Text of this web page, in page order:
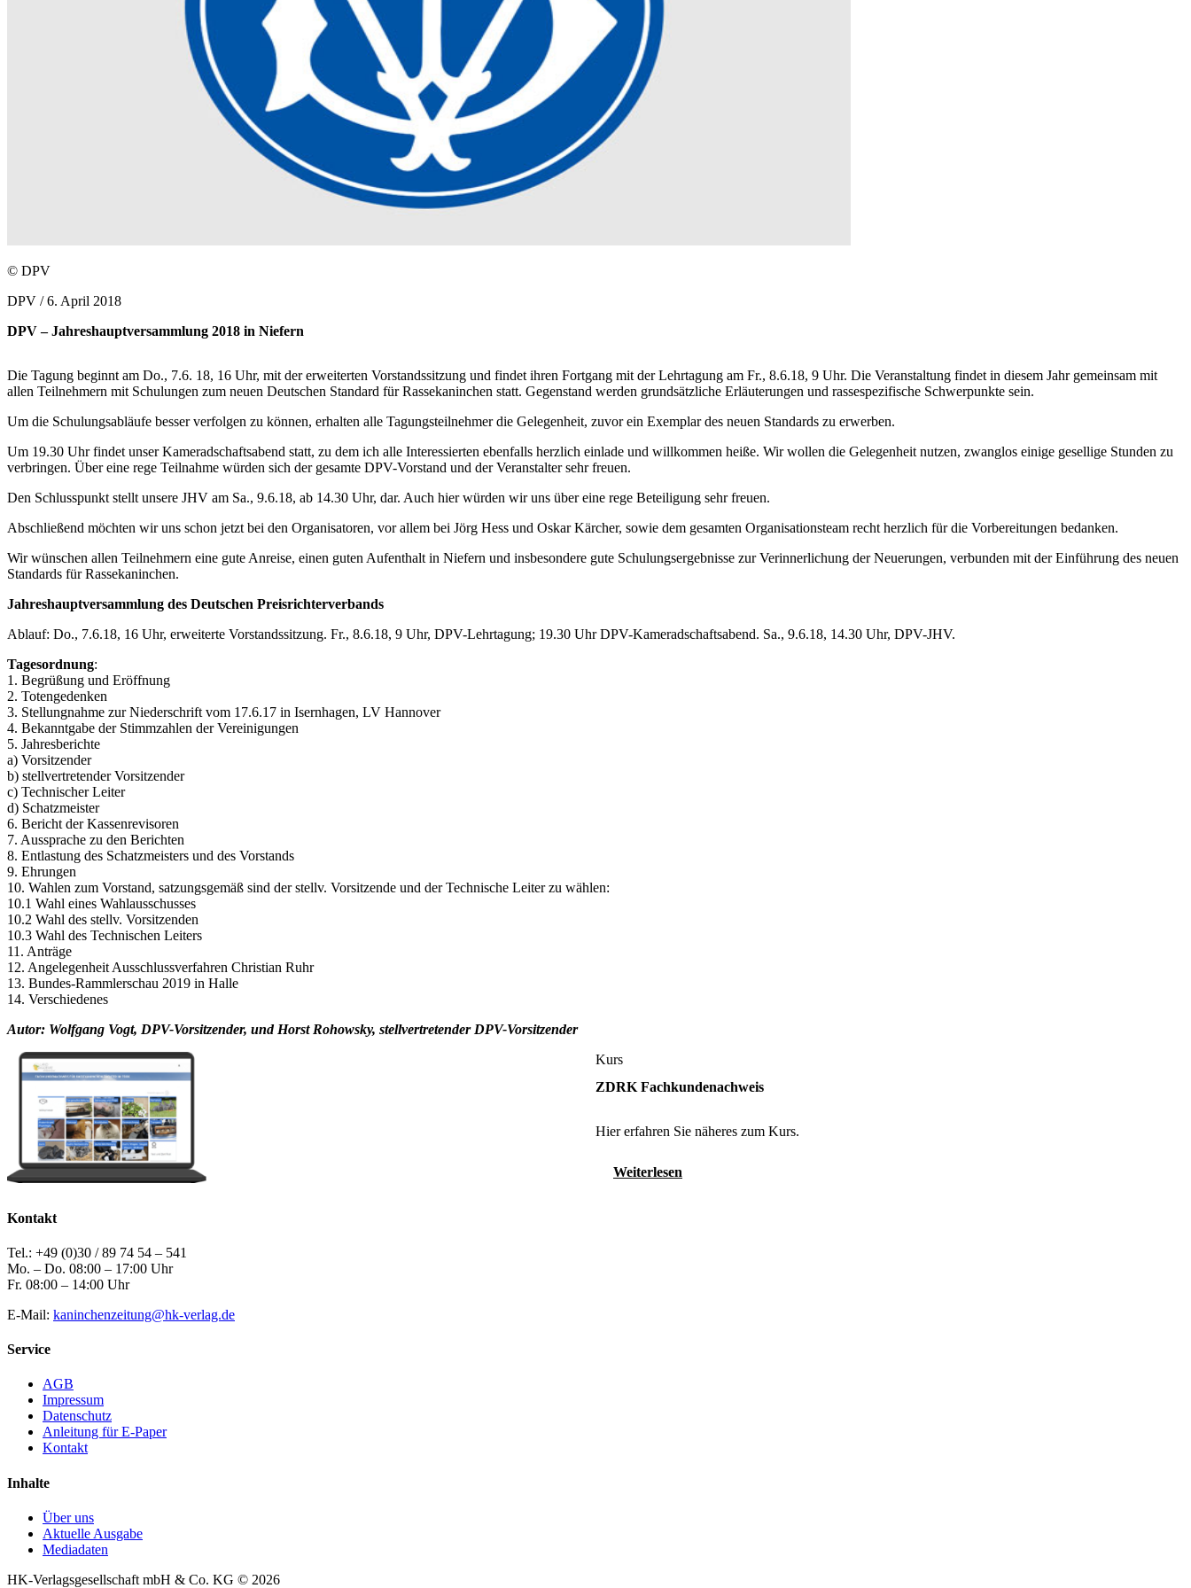
© DPV
DPV /6. April 2018
DPV – Jahreshauptversammlung 2018 in Niefern
Die Tagung beginnt am Do., 7.6. 18, 16 Uhr, mit der erweiterten Vorstandssitzung und findet ihren Fortgang mit der Lehrtagung am Fr., 8.6.18, 9 Uhr. Die Veranstaltung findet in diesem Jahr gemeinsam mit
allen Teilnehmern mit Schulungen zum neuen Deutschen Standard für Rassekaninchen statt. Gegenstand werden grundsätzliche Erläuterungen und rassespezifische Schwerpunkte sein.
Um die Schulungsabläufe besser verfolgen zu können, erhalten alle Tagungsteilnehmer die Gelegenheit, zuvor ein Exemplar des neuen Standards zu erwerben.
Um 19.30 Uhr findet unser Kameradschaftsabend statt, zu dem ich alle Interessierten ebenfalls herzlich einlade und willkommen heiße. Wir wollen die Gelegenheit nutzen, zwanglos einige gesellige Stunden zu
verbringen. Über eine rege Teilnahme würden sich der gesamte DPV-Vorstand und der Veranstalter sehr freuen.
Den Schlusspunkt stellt unsere JHV am Sa., 9.6.18, ab 14.30 Uhr, dar. Auch hier würden wir uns über eine rege Beteiligung sehr freuen.
Abschließend möchten wir uns schon jetzt bei den Organisatoren, vor allem bei Jörg Hess und Oskar Kärcher, sowie dem gesamten Organisationsteam recht herzlich für die Vorbereitungen bedanken.
Wir wünschen allen Teilnehmern eine gute Anreise, einen guten Aufenthalt in Niefern und insbesondere gute Schulungsergebnisse zur Verinnerlichung der Neuerungen, verbunden mit der Einführung des neuen
Standards für Rassekaninchen.
Jahreshauptversammlung des Deutschen Preisrichterverbands
Ablauf: Do., 7.6.18, 16 Uhr, erweiterte Vorstandssitzung. Fr., 8.6.18, 9 Uhr, DPV-Lehrtagung; 19.30 Uhr DPV-Kameradschaftsabend. Sa., 9.6.18, 14.30 Uhr, DPV-JHV.
Tagesordnung:
1. Begrüßung und Eröffnung
2. Totengedenken
3. Stellungnahme zur Niederschrift vom 17.6.17 in Isernhagen, LV Hannover
4. Bekanntgabe der Stimmzahlen der Vereinigungen
5. Jahresberichte
a) Vorsitzender
b) stellvertretender Vorsitzender
c) Technischer Leiter
d) Schatzmeister
6. Bericht der Kassenrevisoren
7. Aussprache zu den Berichten
8. Entlastung des Schatzmeisters und des Vorstands
9. Ehrungen
10. Wahlen zum Vorstand, satzungsgemäß sind der stellv. Vorsitzende und der Technische Leiter zu wählen:
10.1 Wahl eines Wahlausschusses
10.2 Wahl des stellv. Vorsitzenden
10.3 Wahl des Technischen Leiters
11. Anträge
12. Angelegenheit Ausschlussverfahren Christian Ruhr
13. Bundes-Rammlerschau 2019 in Halle
14. Verschiedenes
Autor: Wolfgang Vogt, DPV-Vorsitzender, und Horst Rohowsky, stellvertretender DPV-Vorsitzender
Kurs
ZDRK Fachkundenachweis
Hier erfahren Sie näheres zum Kurs.
Weiterlesen
Kontakt
Tel.: +49 (0)30 / 89 74 54 – 541
Mo. – Do. 08:00 – 17:00 Uhr
Fr. 08:00 – 14:00 Uhr
E-Mail: kaninchenzeitung@hk-verlag.de
Service
AGB
Impressum
Datenschutz
Anleitung für E-Paper
Kontakt
Inhalte
Über uns
Aktuelle Ausgabe
Mediadaten
HK-Verlagsgesellschaft mbH & Co. KG © 2026